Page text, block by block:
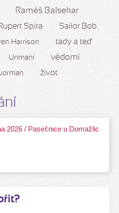
Raméš Balsekar
Rupert Spira Sailor Bob
Harrison tady a teď
Unmani vědomí
život
2026 / Pasečnice u Domažlic